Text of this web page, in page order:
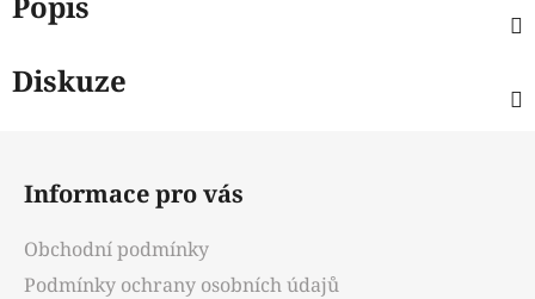
Diskuze
Informace pro vás
Obchodní podmínky
Podmínky ochrany osobních údajů